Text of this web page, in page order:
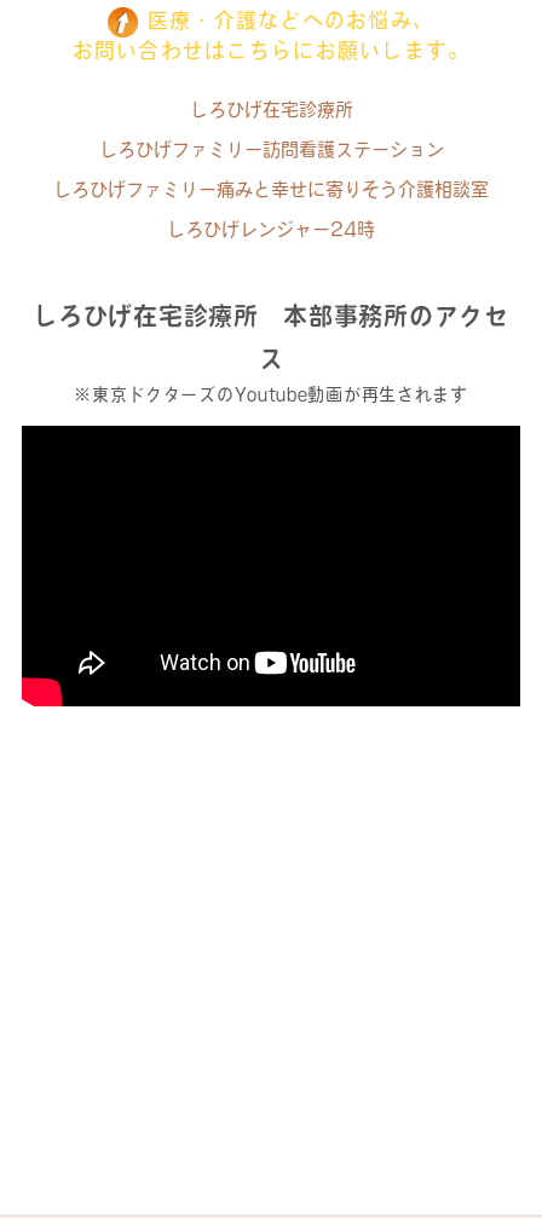
医療・介護などへのお悩み、
お問い合わせはこちらにお願いします。
しろひげ在宅診療所
しろひげファミリー訪問看護ステーション
しろひげファミリー痛みと幸せに寄りそう介護相談室
しろひげレンジャー24時
しろひげ在宅診療所 本部事務所のアクセ
ス
※東京ドクターズのYoutube動画が再生されます